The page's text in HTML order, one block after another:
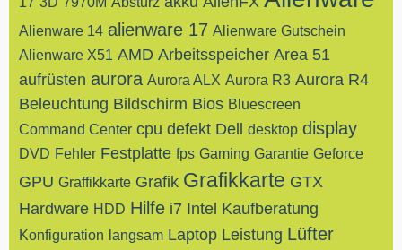
Alienware 14 alienware 17 Alienware Gutschein
Alienware X51 AMD Arbeitsspeicher Area 51
aufrüsten aurora Aurora ALX Aurora R3 Aurora R4
Beleuchtung Bildschirm Bios Bluescreen
Command Center cpu defekt Dell desktop display
DVD Fehler Festplatte fps Gaming Garantie Geforce
GPU Graffikkarte Grafik Grafikkarte GTX
Hardware HDD Hilfe i7 Intel Kaufberatung
Konfiguration langsam Laptop Leistung Lüfter